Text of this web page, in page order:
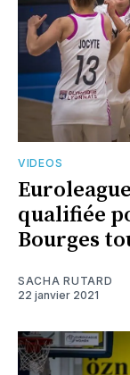
VIDEOS
qualifiée
Bourges
SACHA RUTARD
22 janvier 2021